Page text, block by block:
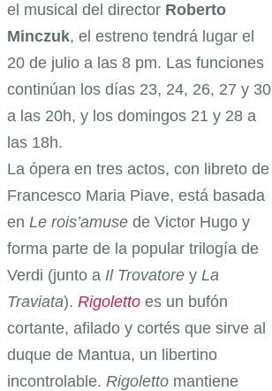
el musical del director Roberto
Minczuk, el estreno tendrá lugar el
20 de julio a las 8 pm. Las funciones
continúan los días 23, 24, 26, 27 y 30
a las 20h, y los domingos 21 y 28 a
las 18h.
La ópera en tres actos, con libreto de
Francesco Maria Piave, está basada
en Le rois’amuse de Victor Hugo y
forma parte de la popular trilogía de
Verdi (junto a Il Trovatore y La
Traviata). Rigoletto es un bufón
cortante, afilado y cortés que sirve al
duque de Mantua, un libertino
incontrolable. Rigoletto mantiene